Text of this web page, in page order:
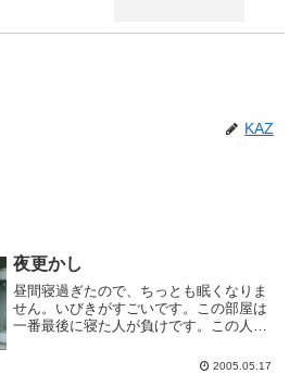
KAZ
夜更かし
昼間寝過ぎたので、ちっとも眠くなりま
せん。いびきがすごいです。この部屋は
一番最後に寝た人が負けです。この人、
も消灯前に寝ててすごいなぁ。入院生活
2005.05.17